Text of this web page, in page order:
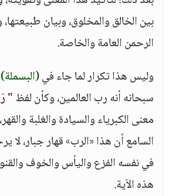
بين الخالق والمخلوق، وبيان
الرحمن العامة والخاصة.
وليس هذا تكرار لما جاء في(البسملة)
سبحانه أنه رب العالمين، وكأن لفظ"
معنى الكبرياء والسيادة والغلبة
السامع أن هذا «الرب» قهار جبار، لا
في نفسه الفزع واليأس والخوف
هذه الآية.